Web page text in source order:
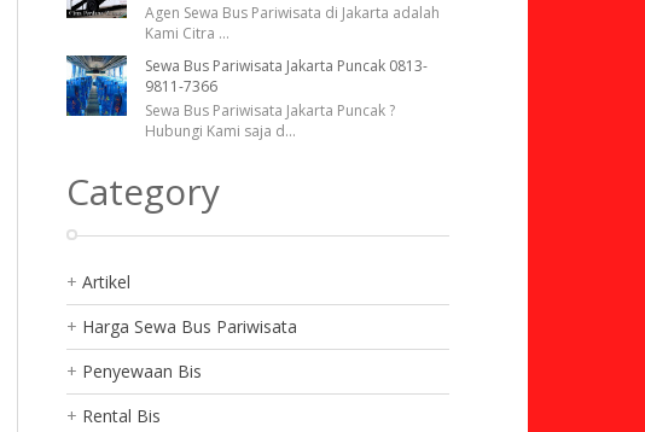
Agen Sewa Bus Pariwisata di Jakarta adalah
Kami Citra ...
Sewa Bus Pariwisata Jakarta Puncak 0813-
9811-7366
Sewa Bus Pariwisata Jakarta Puncak ?
Hubungi Kami saja d...
Category
Artikel
Harga Sewa Bus Pariwisata
Penyewaan Bis
Rental Bis